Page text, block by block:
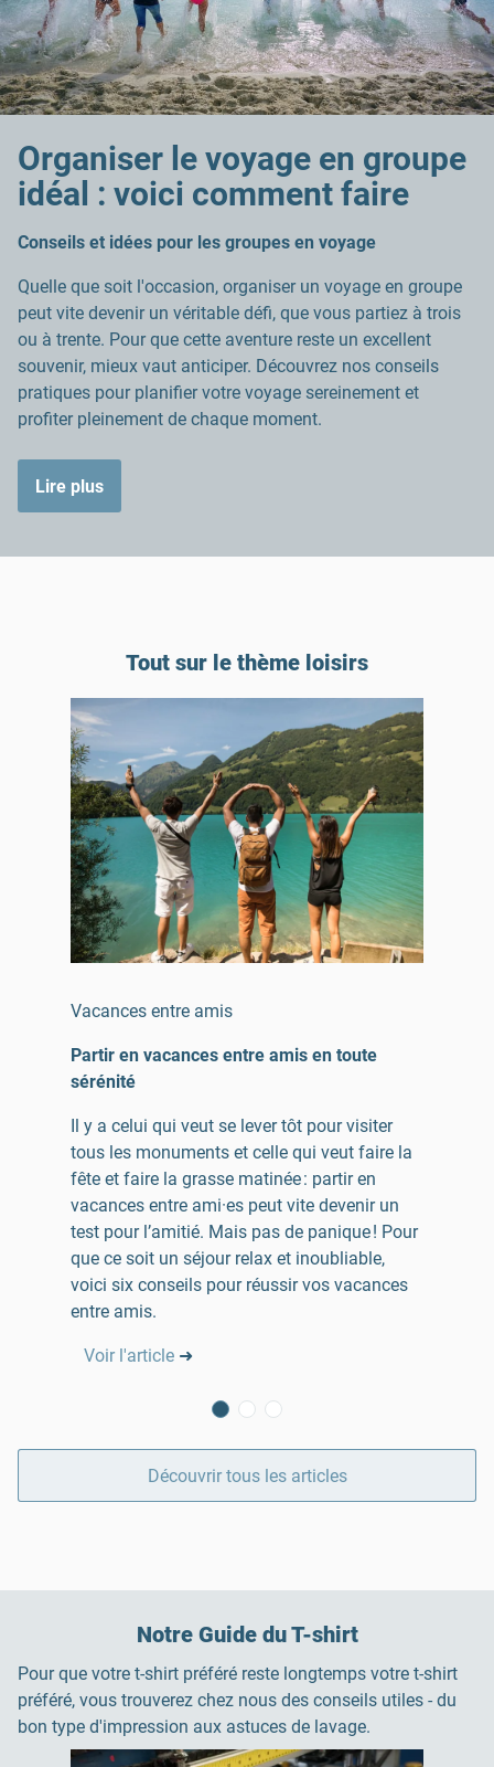
Organiser le voyage en groupe
idéal : voici comment faire
Conseils et idées pour les groupes en voyage
Quelle que soit l'occasion, organiser un voyage en groupe
peut vite devenir un véritable défi, que vous partiez à trois
ou à trente. Pour que cette aventure reste un excellent
souvenir, mieux vaut anticiper. Découvrez nos conseils
pratiques pour planifier votre voyage sereinement et
profiter pleinement de chaque moment.
Lire plus
Tout sur le thème loisirs
Vacances entre amis
Partir en vacances entre amis en toute
sérénité
Il y a celui qui veut se lever tôt pour visiter
tous les monuments et celle qui veut faire la
fête et faire la grasse matinée : partir en
vacances entre ami·es peut vite devenir un
test pour l’amitié. Mais pas de panique ! Pour
que ce soit un séjour relax et inoubliable,
voici six conseils pour réussir vos vacances
entre amis.
Voir l'article ➜
Découvrir tous les articles
Notre Guide du T-shirt
Pour que votre t-shirt préféré reste longtemps votre t-shirt
préféré, vous trouverez chez nous des conseils utiles - du
bon type d'impression aux astuces de lavage.